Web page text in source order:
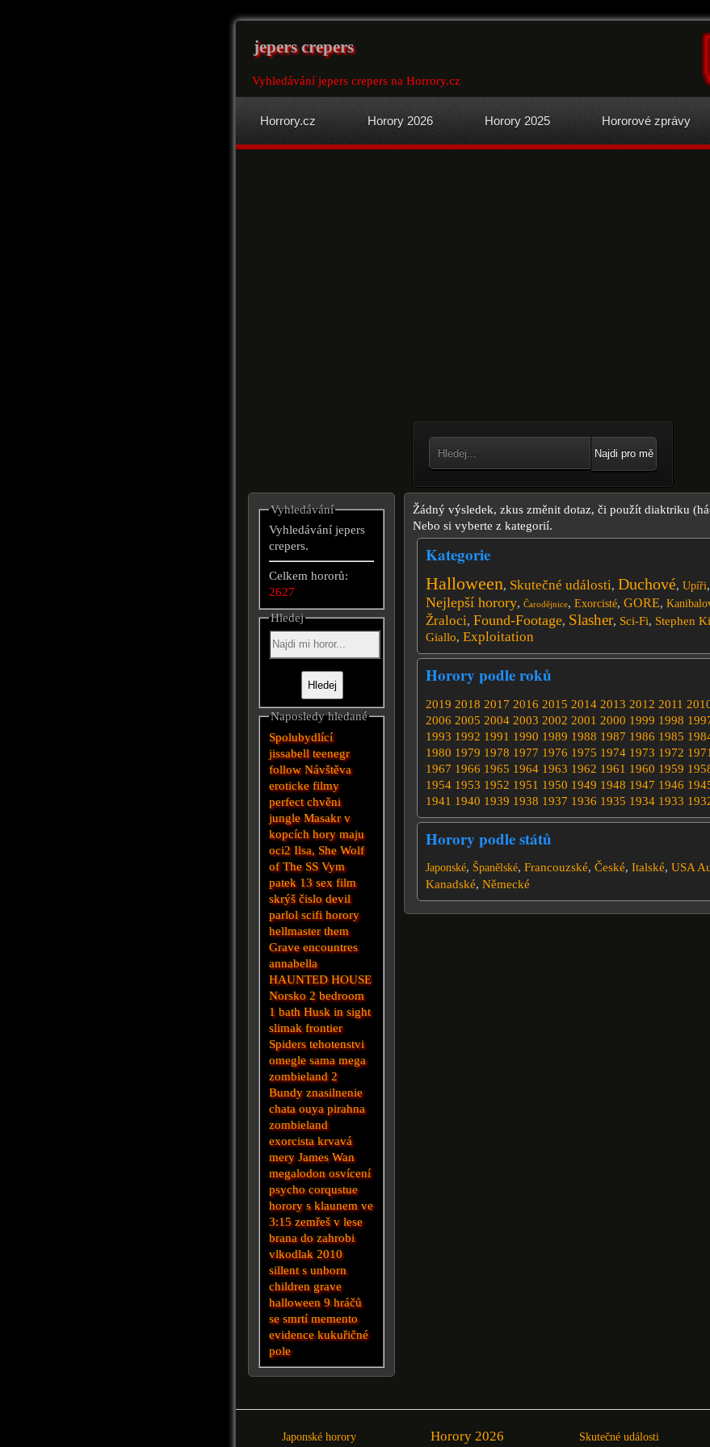
jepers crepers
Vyhledávání jepers crepers na Horrory.cz
Horrory.cz Horory 2026 Horory 2025 Hororové zprávy
Najdi pro mě
Žádný výsledek, zkus změnit dotaz, či použít diaktriku
Nebo si vyberte z kategorií.
Kategorie
Halloween, Skutečné události, Duchové, Upíři,
Nejlepší horory, Čarodějnice, Exorcisté, GORE,
Žraloci, Found-Footage, Slasher, Sci-Fi, Stephen
Giallo, Exploitation
Horory podle roků
2019 2018 2017 2016 2015 2014 2013 2012 2011
2006 2005 2004 2003 2002 2001 2000 1999 1998
1993 1992 1991 1990 1989 1988 1987 1986 1985
1980 1979 1978 1977 1976 1975 1974 1973 1972 1971
1967 1966 1965 1964 1963 1962 1961 1960 1959
1954 1953 1952 1951 1950 1949 1948 1947 1946
1941 1940 1939 1938 1937 1936 1935 1934 1933
Horory podle států
Japonské, Španělské, Francouzské, České, Italské, USA
Kanadské, Německé
Vyhledávání
Vyhledávání jepers
crepers.
Celkem hororů:
2627
Hledej
Naposledy hledané
Spolubydlící
jissabell teenegr
follow Návštěva
eroticke filmy
perfect chvěni
jungle Masakr v
kopcích hory maju
oci2 Ilsa, She Wolf
of The SS Vym
patek 13 sex film
skrýš čislo devil
parlol scifi horory
hellmaster them
Grave encountres
annabella
HAUNTED HOUSE
Norsko 2 bedroom
1 bath Husk in sight
slimak frontier
Spiders tehotenstvi
omegle sama mega
zombieland 2
Bundy znasilnenie
chata ouya pirahna
zombieland
exorcista krvavá
mery James Wan
megalodon osvícení
psycho corqustue
horory s klaunem ve
3:15 zemřeš v lese
brana do zahrobi
vlkodlak 2010
sillent s unborn
children grave
halloween 9 hráčů
se smrtí memento
evidence kukuřičné
pole
Japonské horory Horory 2026 Skutečné události